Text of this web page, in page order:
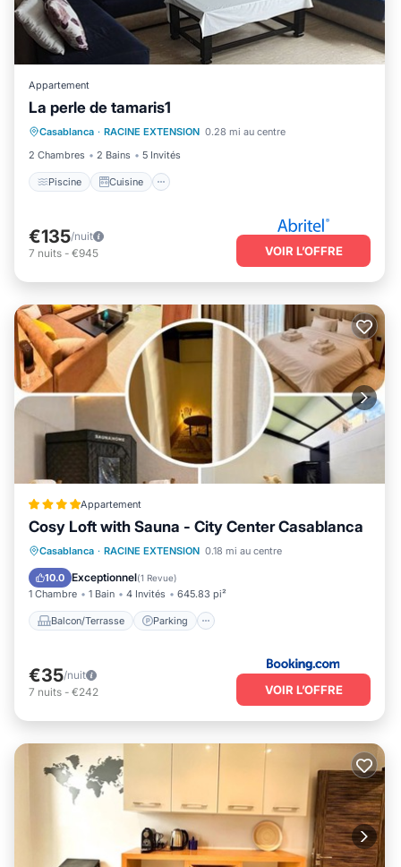
Appartement
La perle de tamaris1
Casablanca · RACINE EXTENSION 0.28 mi au centre
2 Chambres
2 Bains 5 Invités
Piscine Cuisine
Piscine Cuisine
Blanchisserie
€135/nuit
7 nuits - €945 VOIR L’OFFRE
Appartement
Cosy Loft with Sauna - City Center Casablanca
Casablanca · RACINE EXTENSION 0.18 mi au centre
10.0 Exceptionnel(1 Revue)
1 Chambre 1 Bain 4 Invités 645.83 pi²
Balcon/Terrasse Parking
Balcon/Terrasse
Parking
Climatisation
€35/nuit
7 nuits - €242 VOIR L’OFFRE